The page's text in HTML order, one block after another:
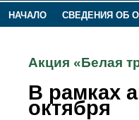
НАЧАЛО СВЕДЕНИЯ ОБ
Акция «Белая
В рамках
октября